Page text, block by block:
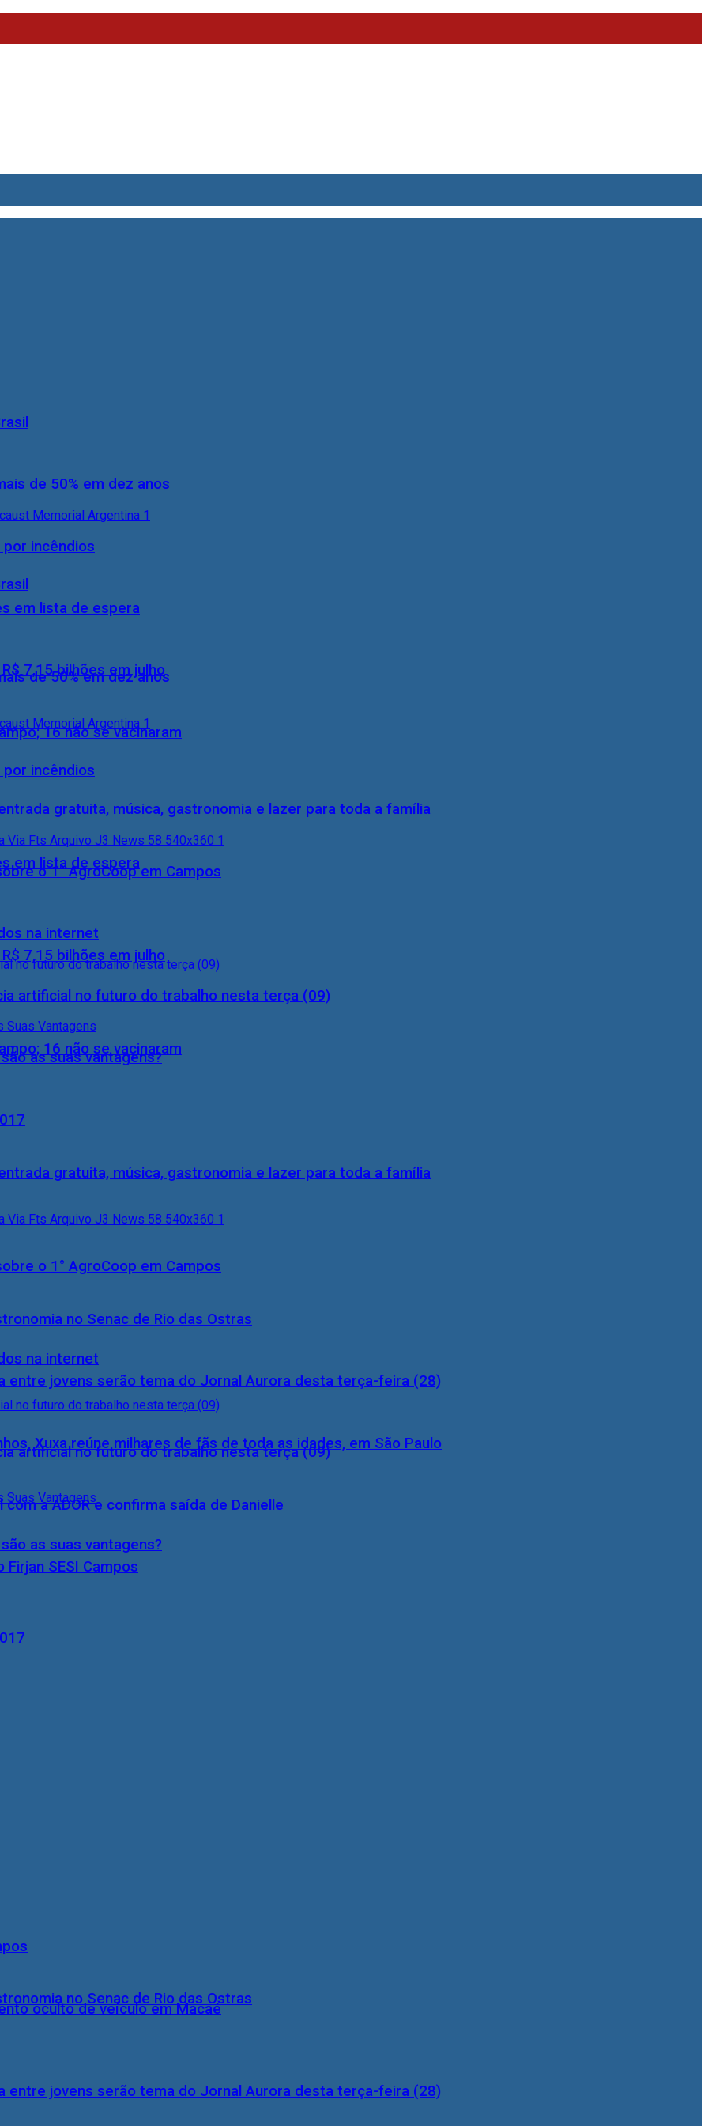
de 50% em dez anos
incêndios
em lista de espera
7,15 bilhões em julho
16 não se vacinaram
gratuita, música, gastronomia e lazer para toda a família
o 1° AgroCoop em Campos
na internet
artificial no futuro do trabalho nesta terça (09)
as suas vantagens?
no Senac de Rio das Ostras
entre jovens serão tema do Jornal Aurora desta terça-feira (28)
de 50% em dez anos
incêndios
em lista de espera
7,15 bilhões em julho
16 não se vacinaram
gratuita, música, gastronomia e lazer para toda a família
o 1° AgroCoop em Campos
na internet
artificial no futuro do trabalho nesta terça (09)
as suas vantagens?
no Senac de Rio das Ostras
entre jovens serão tema do Jornal Aurora desta terça-feira (28)
Xuxa reúne milhares de fãs de toda as idades, em São Paulo
a ADOR e confirma saída de Danielle
SESI Campos
oculto de veículo em Macaé